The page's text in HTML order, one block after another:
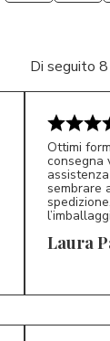
Di seguito
LP
Ottimi
consegna
sembrare
Laura